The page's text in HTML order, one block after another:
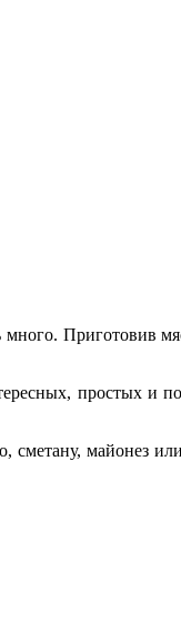
Приготовив
простых и
сметану, майонез